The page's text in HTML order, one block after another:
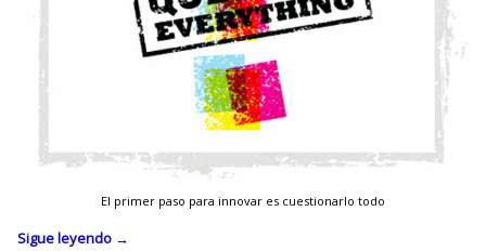
El primer paso para innovar es cuestionarlo todo
Sigue leyendo →